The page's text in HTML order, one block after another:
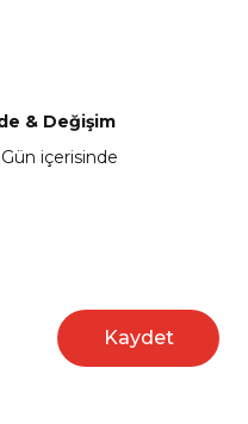
& Değişim
içerisinde
Kaydet